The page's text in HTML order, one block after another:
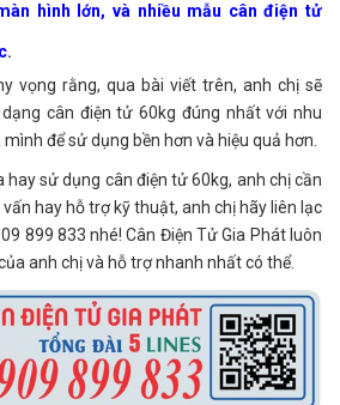
hình lớn, và nhiều mẫu cân điện tử
.
vọng rằng, qua bài viết trên, anh chị sẽ
cân điện tử 60kg đúng nhất với nhu
để sử dụng bền hơn và hiệu quả hơn.
sử dụng cân điện tử 60kg, anh chị cần
hay hỗ trợ kỹ thuật, anh chị hãy liên lạc
899 833 nhé! Cân Điện Tử Gia Phát luôn
anh chị và hỗ trợ nhanh nhất có thể.